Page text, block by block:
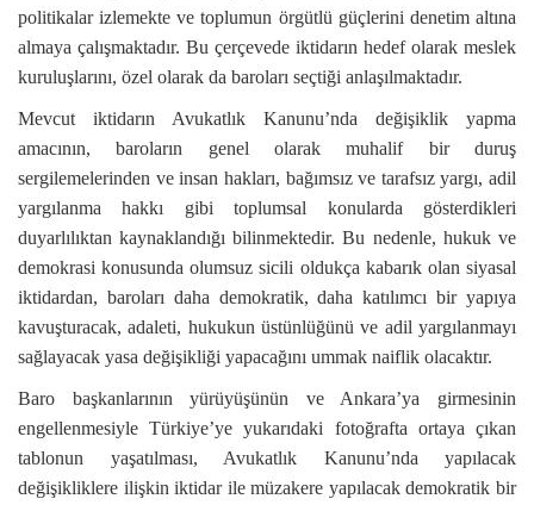
politikalar izlemekte ve toplumun örgütlü güçlerini denetim altına
almaya çalışmaktadır. Bu çerçevede iktidarın hedef olarak meslek
kuruluşlarını, özel olarak da baroları seçtiği anlaşılmaktadır.
Mevcut iktidarın Avukatlık Kanunu’nda değişiklik yapma
amacının, baroların genel olarak muhalif bir duruş
sergilemelerinden ve insan hakları, bağımsız ve tarafsız yargı, adil
yargılanma hakkı gibi toplumsal konularda gösterdikleri
duyarlılıktan kaynaklandığı bilinmektedir. Bu nedenle, hukuk ve
demokrasi konusunda olumsuz sicili oldukça kabarık olan siyasal
iktidardan, baroları daha demokratik, daha katılımcı bir yapıya
kavuşturacak, adaleti, hukukun üstünlüğünü ve adil yargılanmayı
sağlayacak yasa değişikliği yapacağını ummak naiflik olacaktır.
Baro başkanlarının yürüyüşünün ve Ankara’ya girmesinin
engellenmesiyle Türkiye’ye yukarıdaki fotoğrafta ortaya çıkan
tablonun yaşatılması, Avukatlık Kanunu’nda yapılacak
değişikliklere ilişkin iktidar ile müzakere yapılacak demokratik bir